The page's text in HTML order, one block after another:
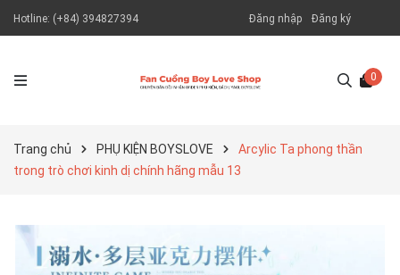
Hotline: (+84) 394827394 Đăng nhập Đăng ký
0
Trang chủ PHỤ KIỆN BOYSLOVE
Arcylic Ta phong thần
trong trò chơi kinh dị chính hãng mẫu 13